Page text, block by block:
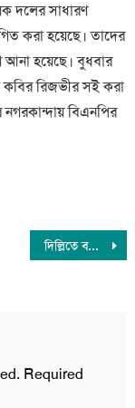
দলের সাধারণ
করা হয়েছে। তাদের
আনা হয়েছে। বুধবার
রিজভীর সই করা
বিএনপির
দিল্লিতে বসে শেখ হাসিনার বক্তব্য; ভারতীয় হাইকমিশনারকে ডেকে কড়া প্রতিবাদ ঢাকার
Required